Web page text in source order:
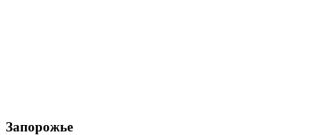
Запорожье